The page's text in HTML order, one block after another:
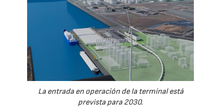
La entrada en operación de la terminal está
prevista para 2030.